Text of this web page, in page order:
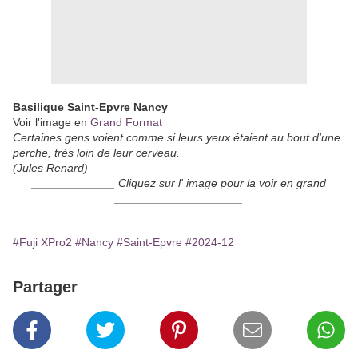
Basilique Saint-Epvre Nancy
Voir l'image en Grand Format
Certaines gens voient comme si leurs yeux étaient au bout d'une
perche, très loin de leur cerveau.
(Jules Renard)
_____________ Cliquez sur l' image pour la voir en grand
#Fuji XPro2 #Nancy #Saint-Epvre #2024-12
Partager